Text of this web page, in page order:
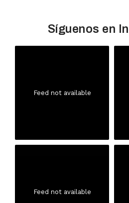
Síguenos en
Feed not available
Feed not available